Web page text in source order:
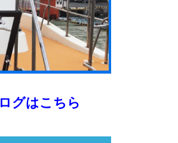
グはこちら